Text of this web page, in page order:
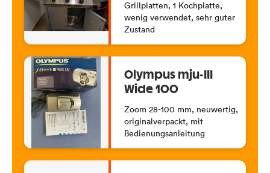
Grillplatten, 1 Kochplatte,
wenig verwendet, sehr guter
Zustand
Olympus mju-III
Wide 100
Zoom 28-100 mm, neuwertig,
originalverpackt, mit
Bedienungsanleitung